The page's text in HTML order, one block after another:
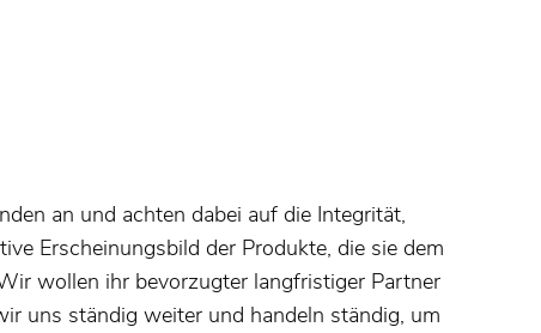
an und achten dabei auf die Integrität,
Erscheinungsbild der Produkte, die sie dem
wollen ihr bevorzugter langfristiger Partner
uns ständig weiter und handeln ständig, um